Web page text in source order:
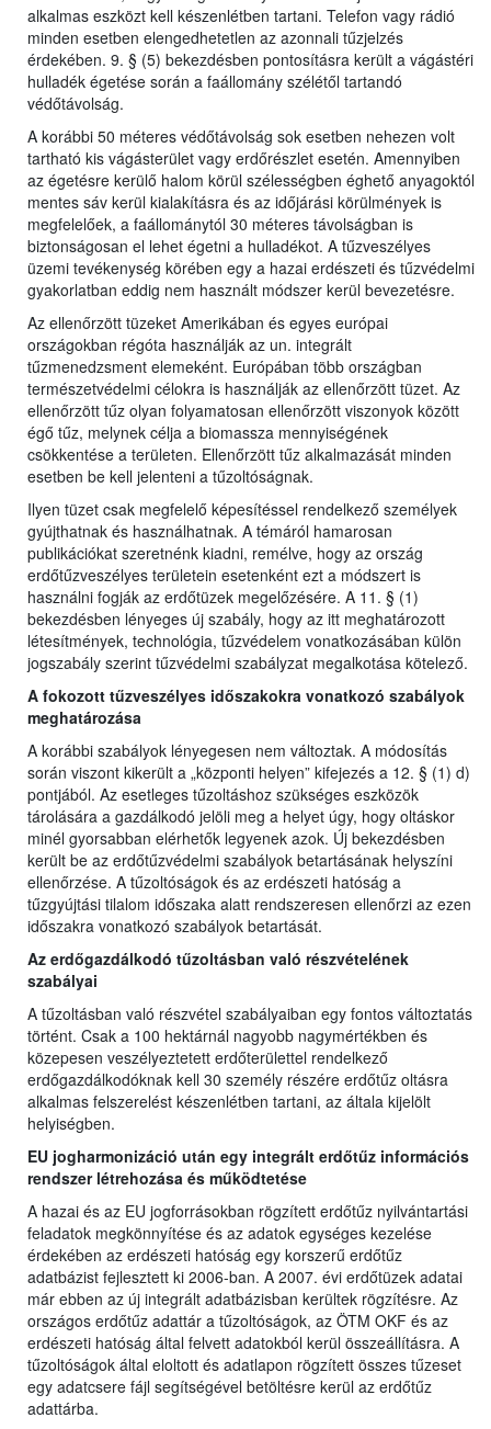
alkalmas eszközt kell készenlétben tartani. Telefon vagy rádió
minden esetben elengedhetetlen az azonnali tűzjelzés
érdekében. 9. § (5) bekezdésben pontosításra került a vágástéri
hulladék égetése során a faállomány szélétől tartandó
védőtávolság.
A korábbi 50 méteres védőtávolság sok esetben nehezen volt
tartható kis vágásterület vagy erdőrészlet esetén. Amennyiben
az égetésre kerülő halom körül szélességben éghető anyagoktól
mentes sáv kerül kialakításra és az időjárási körülmények is
megfelelőek, a faállománytól 30 méteres távolságban is
biztonságosan el lehet égetni a hulladékot. A tűzveszélyes
üzemi tevékenység körében egy a hazai erdészeti és tűzvédelmi
gyakorlatban eddig nem használt módszer kerül bevezetésre.
Az ellenőrzött tüzeket Amerikában és egyes európai
országokban régóta használják az un. integrált
tűzmenedzsment elemeként. Európában több országban
természetvédelmi célokra is használják az ellenőrzött tüzet. Az
ellenőrzött tűz olyan folyamatosan ellenőrzött viszonyok között
égő tűz, melynek célja a biomassza mennyiségének
csökkentése a területen. Ellenőrzött tűz alkalmazását minden
esetben be kell jelenteni a tűzoltóságnak.
Ilyen tüzet csak megfelelő képesítéssel rendelkező személyek
gyújthatnak és használhatnak. A témáról hamarosan
publikációkat szeretnénk kiadni, remélve, hogy az ország
erdőtűzveszélyes területein esetenként ezt a módszert is
használni fogják az erdőtüzek megelőzésére. A 11. § (1)
bekezdésben lényeges új szabály, hogy az itt meghatározott
létesítmények, technológia, tűzvédelem vonatkozásában külön
jogszabály szerint tűzvédelmi szabályzat megalkotása kötelező.
A fokozott tűzveszélyes időszakokra vonatkozó szabályok
meghatározása
A korábbi szabályok lényegesen nem változtak. A módosítás
során viszont kikerült a „központi helyen” kifejezés a 12. § (1) d)
pontjából. Az esetleges tűzoltáshoz szükséges eszközök
tárolására a gazdálkodó jelöli meg a helyet úgy, hogy oltáskor
minél gyorsabban elérhetők legyenek azok. Új bekezdésben
került be az erdőtűzvédelmi szabályok betartásának helyszíni
ellenőrzése. A tűzoltóságok és az erdészeti hatóság a
tűzgyújtási tilalom időszaka alatt rendszeresen ellenőrzi az ezen
időszakra vonatkozó szabályok betartását.
Az erdőgazdálkodó tűzoltásban való részvételének
szabályai
A tűzoltásban való részvétel szabályaiban egy fontos változtatás
történt. Csak a 100 hektárnál nagyobb nagymértékben és
közepesen veszélyeztetett erdőterülettel rendelkező
erdőgazdálkodóknak kell 30 személy részére erdőtűz oltásra
alkalmas felszerelést készenlétben tartani, az általa kijelölt
helyiségben.
EU jogharmonizáció után egy integrált erdőtűz információs
rendszer létrehozása és működtetése
A hazai és az EU jogforrásokban rögzített erdőtűz nyilvántartási
feladatok megkönnyítése és az adatok egységes kezelése
érdekében az erdészeti hatóság egy korszerű erdőtűz
adatbázist fejlesztett ki 2006-ban. A 2007. évi erdőtüzek adatai
már ebben az új integrált adatbázisban kerültek rögzítésre. Az
országos erdőtűz adattár a tűzoltóságok, az ÖTM OKF és az
erdészeti hatóság által felvett adatokból kerül összeállításra. A
tűzoltóságok által eloltott és adatlapon rögzített összes tűzeset
egy adatcsere fájl segítségével betöltésre kerül az erdőtűz
adattárba.